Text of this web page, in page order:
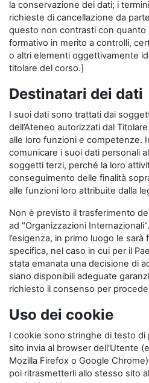
la conservazione dei dati; i
richieste di cancellazione da
questo non contrasti con quanto
formativo in merito a controlli,
o altri elementi oggettivamente
titolare del corso.]
Destinatari dei dati
I suoi dati sono trattati dai
dell’Ateneo autorizzati dal
alle loro funzioni e competenze.
comunicare i suoi dati personali
soggetti terzi, perché la loro
conseguimento delle finalità
alle funzioni loro attribuite dalla
Non è previsto il trasferimento
ad "Organizzazioni
l’esigenza, in primo luogo le
specifica, nel caso in cui per il
stata emanata una decisione di
siano disponibili adeguate
richiesto il consenso per
Uso dei cookie
I cookie sono stringhe di testo
sito invia al browser dell'Utente
Mozilla Firefox o Google
poi ritrasmetterli allo stesso sito